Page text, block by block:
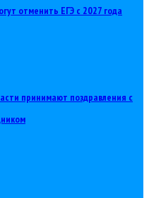
отменить ЕГЭ с 2027 года
принимают поздравления с